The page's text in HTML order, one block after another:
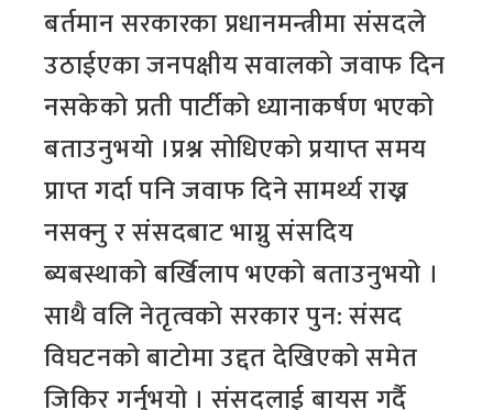
बर्तमान सरकारका प्रधानमन्त्रीमा संसदले
उठाईएका जनपक्षीय सवालको जवाफ दिन
नसकेको प्रती पार्टीको ध्यानाकर्षण भएको
बताउनुभयो ।प्रश्न सोधिएको प्रयाप्त समय
प्राप्त गर्दा पनि जवाफ दिने सामर्थ्य राख्न
नसक्नु र संसदबाट भाग्नु संसदिय
ब्यबस्थाको बर्खिलाप भएको बताउनुभयो ।
साथै वलि नेतृत्वको सरकार पुन: संसद
विघटनको बाटोमा उद्दत देखिएको समेत
जिकिर गर्नुभयो । संसदलाई बायस गर्दै